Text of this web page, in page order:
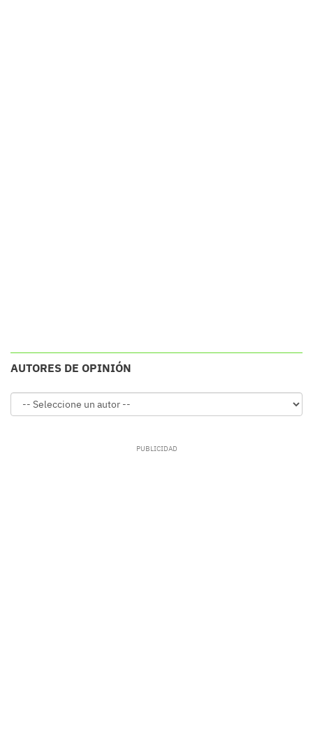
AUTORES DE OPINIÓN